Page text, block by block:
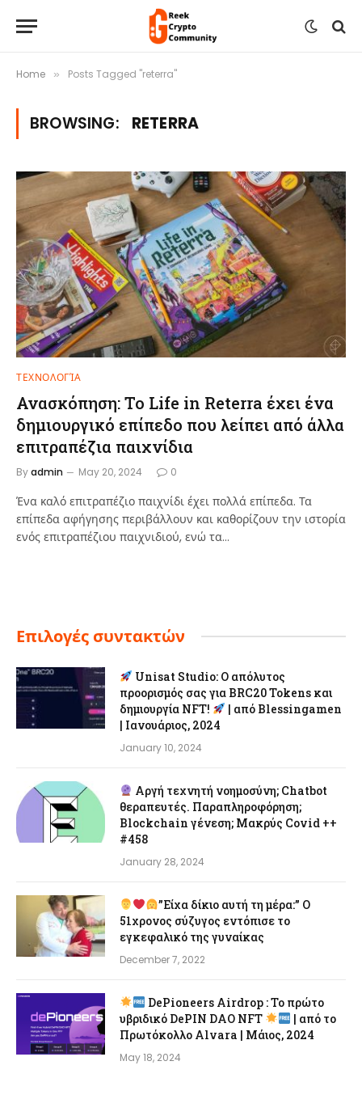
Home » Posts Tagged "reterra"
BROWSING: RETERRA
ΤΕΧΝΟΛΟΓΊΑ
Ανασκόπηση: Το Life in Reterra έχει ένα
δημιουργικό επίπεδο που λείπει από άλλα
επιτραπέζια παιχνίδια
Byadmin May 20, 2024 0
Ένα καλό επιτραπέζιο παιχνίδι έχει πολλά επίπεδα. Τα
επίπεδα αφήγησης περιβάλλουν και καθορίζουν την ιστορία
ενός επιτραπέζιου παιχνιδιού, ενώ τα…
Επιλογές συντακτών
Unisat Studio: Ο απόλυτος
προορισμός σας για BRC20 Tokens και
δημιουργία NFT!
| από Blessingamen
| Ιανουάριος, 2024
January 10, 2024
Αργή τεχνητή νοημοσύνη; Chatbot
θεραπευτές. Παραπληροφόρηση;
Blockchain γένεση; Μακρύς Covid ++
#458
January 28, 2024
”Είχα δίκιο αυτή τη μέρα:” Ο
51χρονος σύζυγος εντόπισε το
εγκεφαλικό της γυναίκας
December 7, 2022
DePioneers Airdrop : Το πρώτο
υβριδικό DePIN DAO NFT
| από το
Πρωτόκολλο Alvara | Μάιος, 2024
May 18, 2024